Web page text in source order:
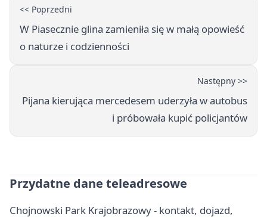
<< Poprzedni
W Piasecznie glina zamieniła się w małą opowieść
o naturze i codzienności
Następny >>
Pijana kierująca mercedesem uderzyła w autobus
i próbowała kupić policjantów
Przydatne dane teleadresowe
Chojnowski Park Krajobrazowy - kontakt, dojazd,